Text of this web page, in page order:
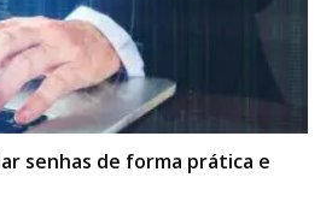
senhas de forma prática e